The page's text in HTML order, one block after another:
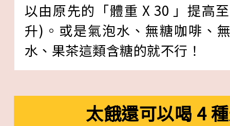
以由原先的「體重 X 30 」提高
升)。或是氣泡水、無糖咖啡、
水、果茶這類含糖的就不行！
太餓還可以喝 4